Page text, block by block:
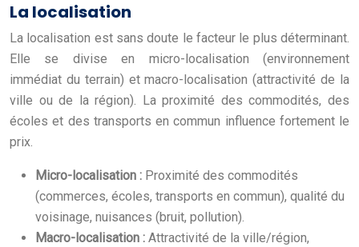
La localisation
La localisation est sans doute le facteur le plus déterminant.
Elle se divise en micro-localisation (environnement
immédiat du terrain) et macro-localisation (attractivité de la
ville ou de la région). La proximité des commodités, des
écoles et des transports en commun influence fortement le
prix.
Micro-localisation : Proximité des commodités
(commerces, écoles, transports en commun), qualité du
voisinage, nuisances (bruit, pollution).
Macro-localisation : Attractivité de la ville/région,